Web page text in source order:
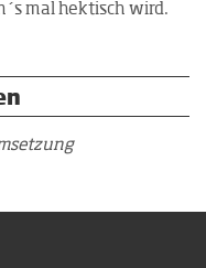
mal hektisch wird.